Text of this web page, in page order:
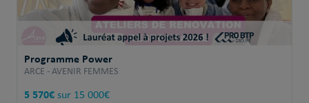
Programme Power
ARCE - AVENIR FEMMES
5 570€sur 15 000€